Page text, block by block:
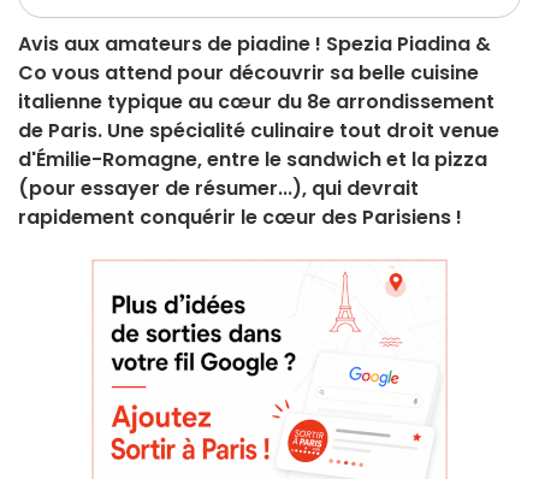
Avis aux amateurs de piadine ! Spezia Piadina &
Co vous attend pour découvrir sa belle cuisine
italienne typique au cœur du 8e arrondissement
de Paris. Une spécialité culinaire tout droit venue
d'Émilie-Romagne, entre le sandwich et la pizza
(pour essayer de résumer...), qui devrait
rapidement conquérir le cœur des Parisiens !